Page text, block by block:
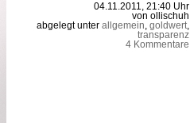
04.11.2011, 21:40 Uhr
von ollischuh
abgelegt unter allgemein goldwert
transparenz
4 Kommentare